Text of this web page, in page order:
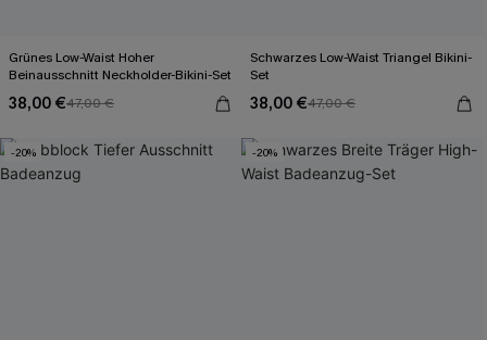
Grünes Low-Waist Hoher
Beinausschnitt Neckholder-Bikini-Set
38,00 €47,00 €
Schwarzes Low-Waist Triangel Bikini-
Set
38,00 €47,00 €
-20% -20%